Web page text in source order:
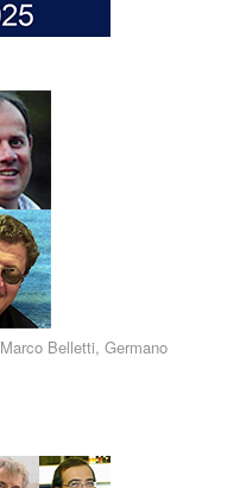
Marco Belletti, Germano